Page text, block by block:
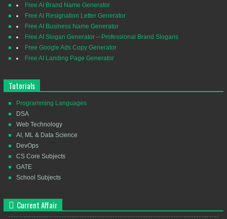
Free AI Brand Name Generator
Free AI Resignation Letter Generator
Free AI Business Name Generator
Free AI Slogan Generator – Professional Brand Slogans
Free Google Ads Copy Generator
Free AI Landing Page Generator
Tutorials
Programming Languages
DSA
Web Technology
AI, ML & Data Science
DevOps
CS Core Subjects
GATE
School Subjects
Current Affair